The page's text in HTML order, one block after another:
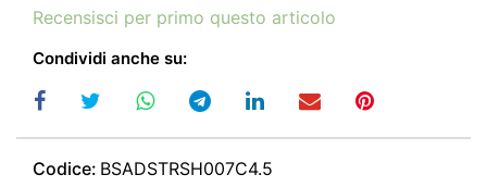
Recensisci per primo questo articolo
Condividi anche su:
Codice: BSADSTRSH007C4.5